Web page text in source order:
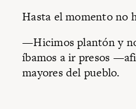
Hasta el momento no
—Hicimos plantón y
íbamos a ir presos
mayores del pueblo.